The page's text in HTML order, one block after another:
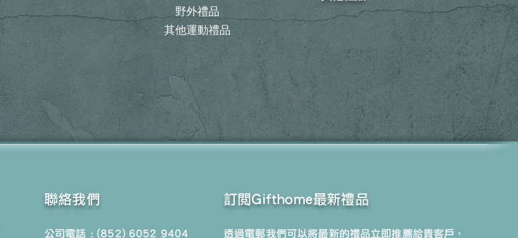
野外禮品
其他運動禮品
聯絡我們
公司電話 : (852) 6052 9404
訂閱Gifthome最新禮品
透過電郵我們可以將最新的禮品立即推薦給貴客戶，